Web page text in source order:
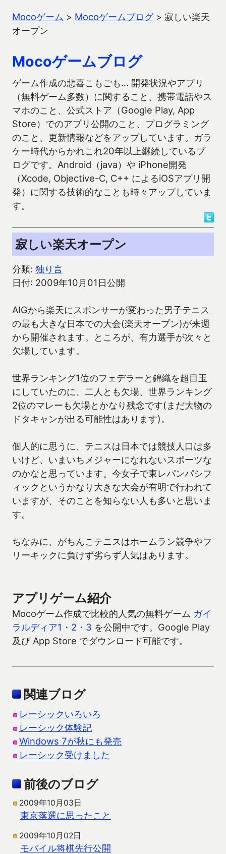
Mocoゲーム > Mocoゲームブログ> 寂しい楽天
オープン
Mocoゲームブログ
ゲーム作成の悲喜こもごも… 開発状況やアプリ
（無料ゲーム多数）に関すること、携帯電話やス
マホのこと、公式ストア（Google Play, App
Store）でのアプリ公開のこと、プログラミング
のこと、更新情報などをアップしています。ガラ
ケー時代からかれこれ20年以上継続しているブ
ログです。Android（java）や iPhone開発
（Xcode, Objective-C, C++ によるiOSアプリ開
発）に関する技術的なことも時々アップしていま
す。
寂しい楽天オープン
分類: 独り言
日付: 2009年10月01日公開
AIGから楽天にスポンサーが変わった男子テニス
の最も大きな日本での大会(楽天オープン)が来週
から開催されます。ところが、有力選手が次々と
欠場しています。
世界ランキング1位のフェデラーと錦織を超目玉
にしていたのに、二人とも欠場、世界ランキング
2位のマレーも欠場とかなり残念です(まだ大物の
ドタキャンが出る可能性はあります)。
個人的に思うに、テニスは日本では競技人口は多
いけど、いまいちメジャーになれないスポーツな
のかなと思っています。今女子で東レパンパシフ
ィックというかなり大きな大会が有明で行われて
いますが、そのことを知らない人も多いと思いま
す。
ちなみに、がちんこテニスはホームラン競争やフ
リーキックに負けず劣らず人気はあります。
アプリゲーム紹介
Mocoゲーム作成で比較的人気の無料ゲーム ガイ
ラルディア1・2・3 を公開中です。Google Play
及び App Store でダウンロード可能です。
関連ブログ
レーシックいろいろ
レーシック体験記
Windows 7が秋にも発売
レーシック受けました
前後のブログ
2009年10月03日
東京落選に思ったこと
2009年10月02日
モバイル将棋先行公開